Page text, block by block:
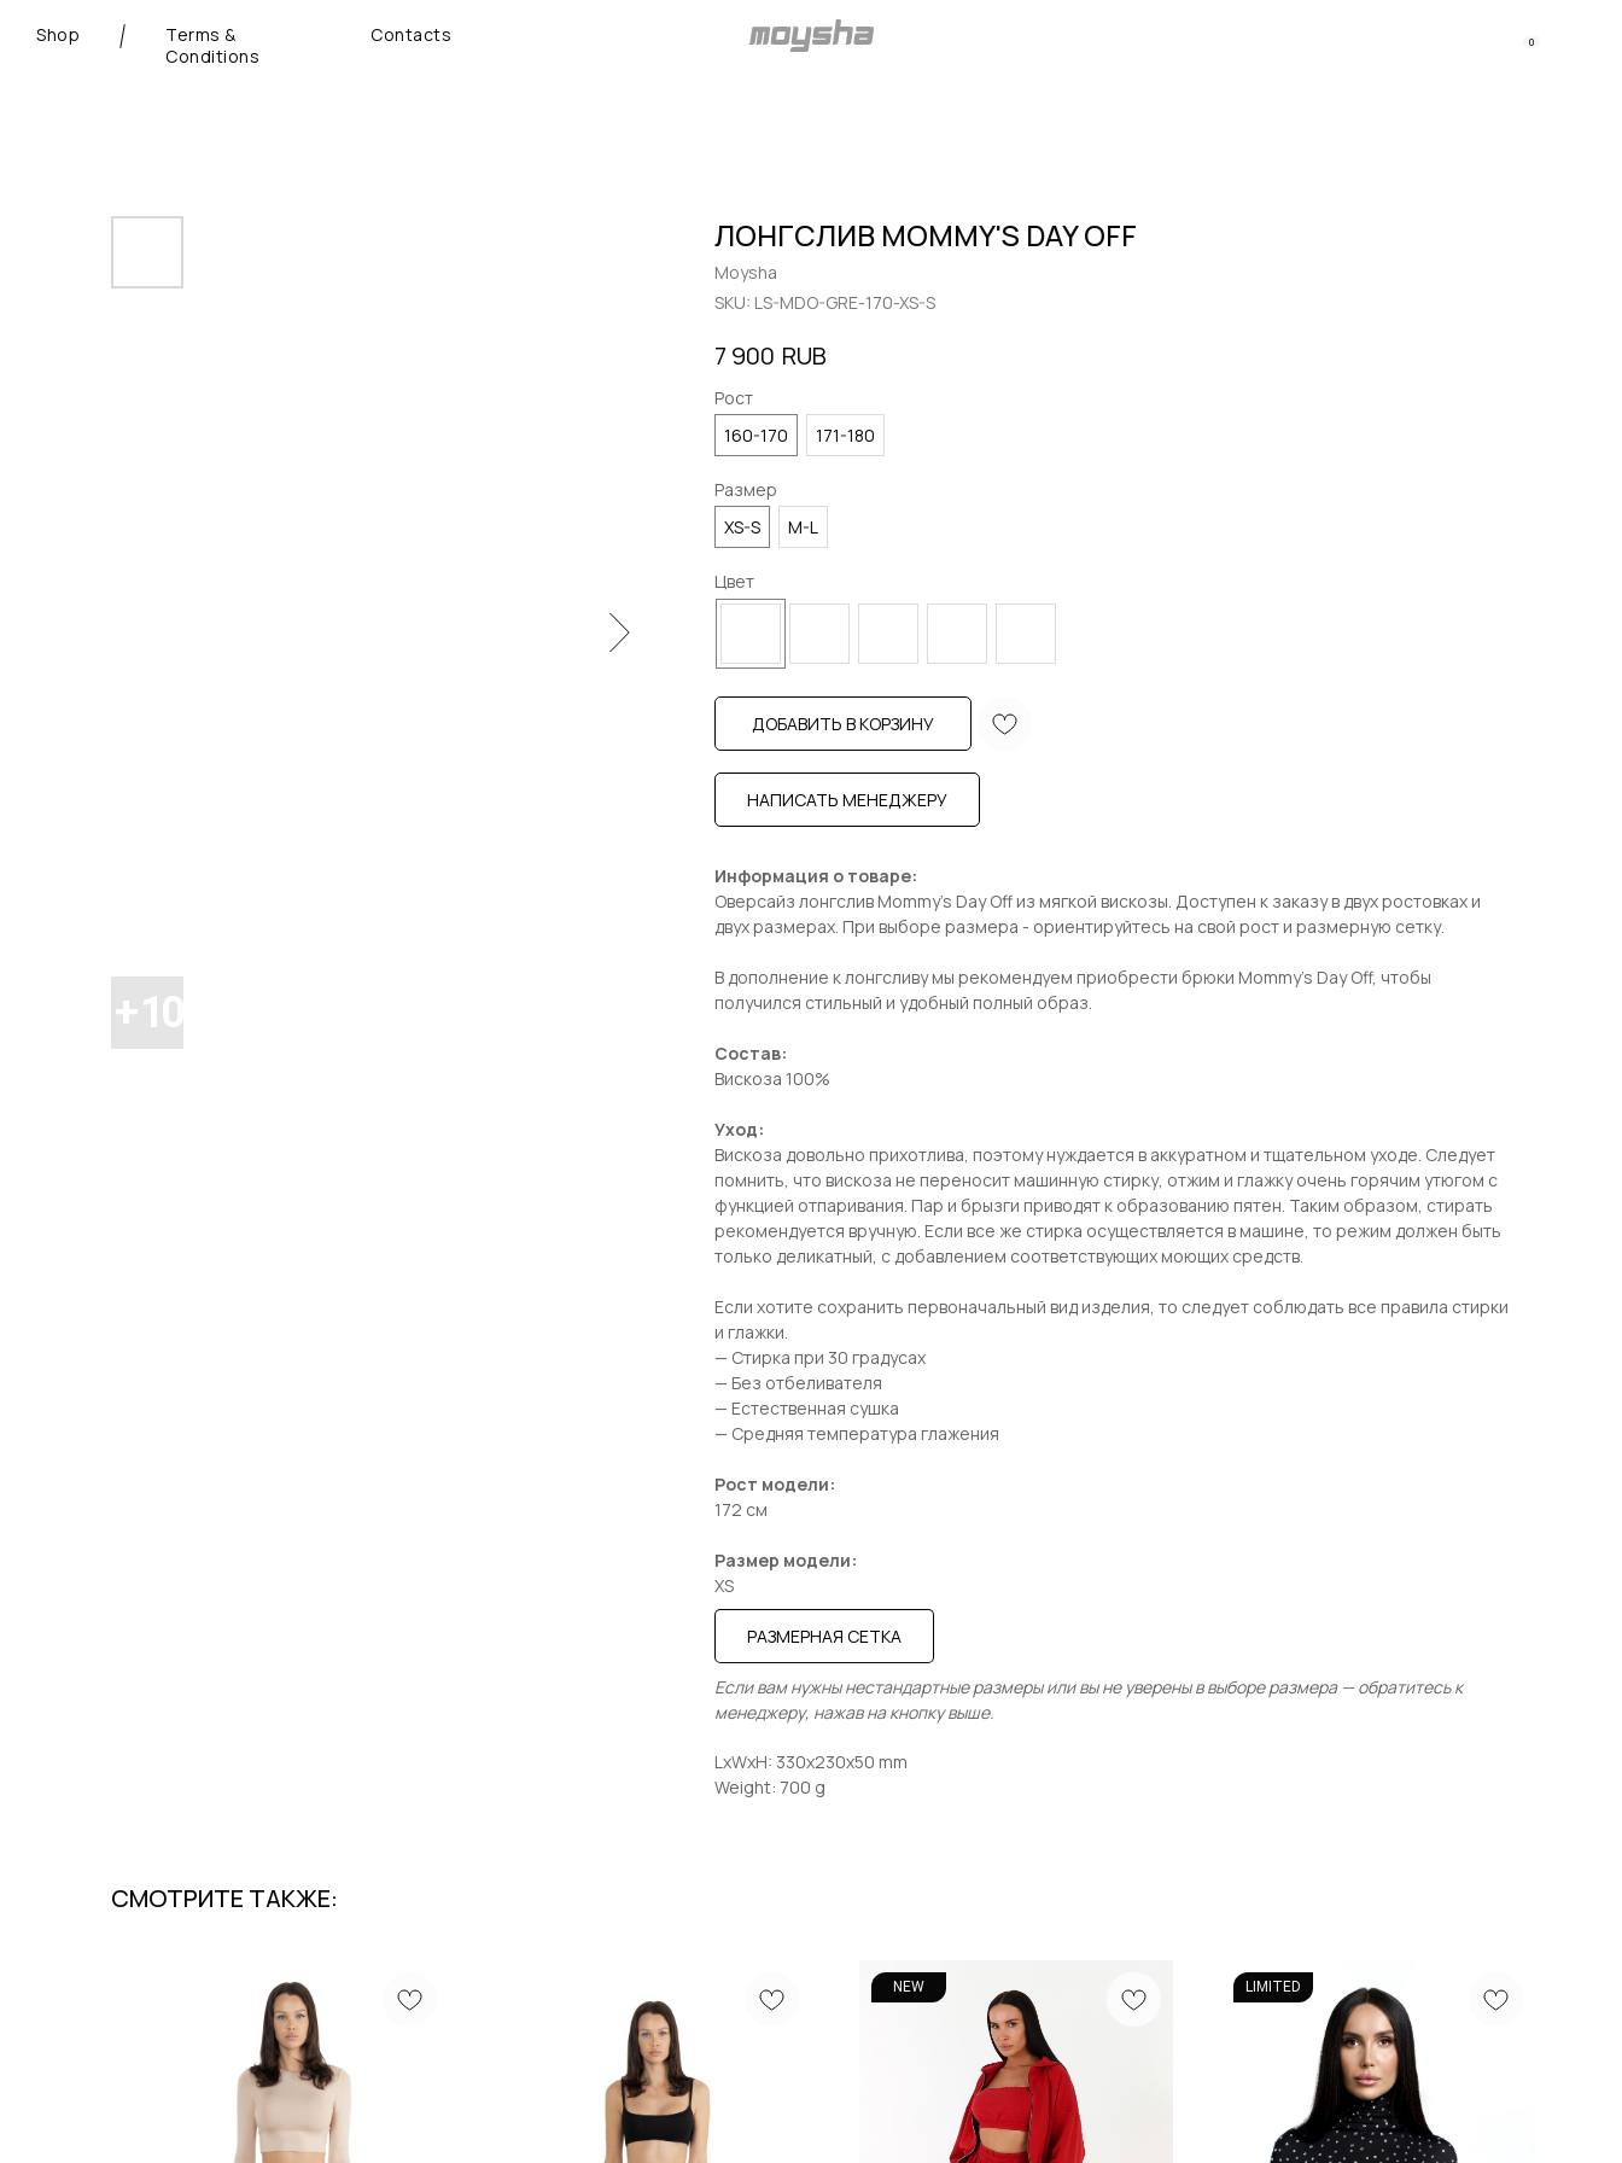
Shop
Terms &
Conditions
Contacts 0
ЛОНГСЛИВ MOMMY'S DAY OFF
Moysha
SKU: LS-MDO-GRE-170-XS-S
7 900 RUB
Рост
160-170
171-180
Размер
XS-S
M-L
Цвет
ДОБАВИТЬ В КОРЗИНУ
НАПИСАТЬ МЕНЕДЖЕРУ
Информация о товаре:
Оверсайз лонгслив Mommy's Day Off из мягкой вискозы. Доступен к заказу в двух ростовках и
двух размерах. При выборе размера - ориентируйтесь на свой рост и размерную сетку.
В дополнение к лонгсливу мы рекомендуем приобрести брюки Mommy's Day Off, чтобы
получился стильный и удобный полный образ.
Состав:
Вискоза 100%
Уход:
Вискоза довольно прихотлива, поэтому нуждается в аккуратном и тщательном уходе. Следует
помнить, что вискоза не переносит машинную стирку, отжим и глажку очень горячим утюгом с
функцией отпаривания. Пар и брызги приводят к образованию пятен. Таким образом, стирать
рекомендуется вручную. Если все же стирка осуществляется в машине, то режим должен быть
только деликатный, с добавлением соответствующих моющих средств.
Если хотите сохранить первоначальный вид изделия, то следует соблюдать все правила стирки
и глажки.
— Стирка при 30 градусах
— Без отбеливателя
— Естественная сушка
— Средняя температура глажения
Рост модели:
172 см
Размер модели:
XS
РАЗМЕРНАЯ СЕТКА
Если вам нужны нестандартные размеры или вы не уверены в выборе размера — обратитесь к
менеджеру, нажав на кнопку выше.
LxWxH: 330x230x50 mm
Weight: 700 g
СМОТРИТЕ ТАКЖЕ:
NEW LIMITED